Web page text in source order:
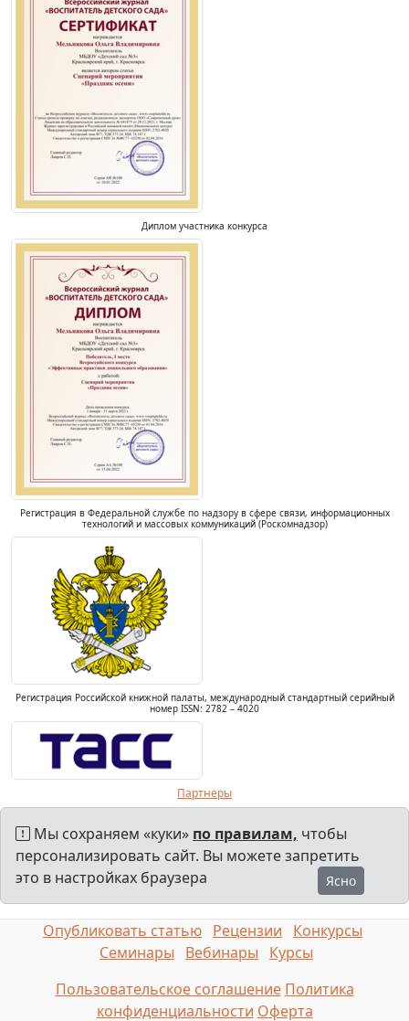
Диплом участника конкурса
Регистрация в Федеральной службе по надзору в сфере связи, информационных
технологий и массовых коммуникаций (Роскомнадзор)
Регистрация Российской книжной палаты, международный стандартный серийный
номер ISSN: 2782 – 4020
Партнеры
Мы сохраняем «куки» по правилам, чтобы
персонализировать сайт. Вы можете запретить
это в настройках браузера
Ясно
Опубликовать статью Рецензии
Конкурсы
Семинары
Вебинары
Курсы
Пользовательское соглашение Политика
конфиденциальности Оферта